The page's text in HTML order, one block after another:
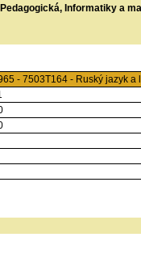
Informatiky a
- 7503T164 - Ruský jazyk